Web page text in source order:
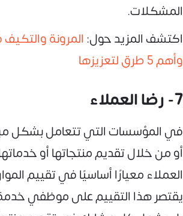
المشكلات.
اكتشف المزيد حول: المرونة
وأهم 5 طرق لتعزيزها
7- رضا العملاء
في المؤسسات التي تتعامل بشكل
أو من خلال تقديم منتجاتها أو
العملاء معيارًا أساسيًا في تقييم
يقتصر هذا التقييم على موظفي